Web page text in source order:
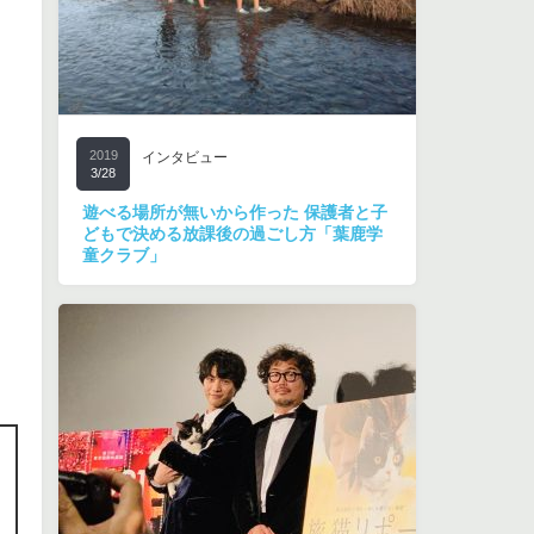
2019
3/28
インタビュー
遊べる場所が無いから作った 保護者と子
どもで決める放課後の過ごし方「葉鹿学
童クラブ」